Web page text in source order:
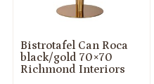
Bistrotafel Can Roca
black/gold 70×70
Richmond Interiors